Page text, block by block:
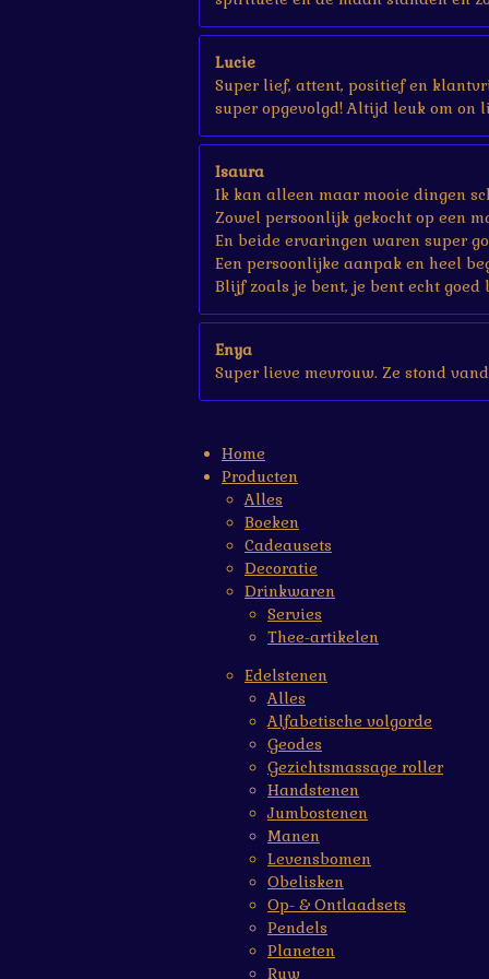
Lucie
Super lief, attent, positief en
super opgevolgd! Altijd leuk om on
Isaura
Ik kan alleen maar mooie dingen
Zowel persoonlijk gekocht op een
En beide ervaringen waren super
Een persoonlijke aanpak en heel
Blijf zoals je bent, je bent echt goed
Enya
Super lieve mevrouw. Ze stond
Home
Producten
Alles
Boeken
Cadeausets
Decoratie
Drinkwaren
Servies
Thee-artikelen
Edelstenen
Alles
Alfabetische volgorde
Geodes
Gezichtsmassage roller
Handstenen
Jumbostenen
Manen
Levensbomen
Obelisken
Op- & Ontlaadsets
Pendels
Planeten
Ruw